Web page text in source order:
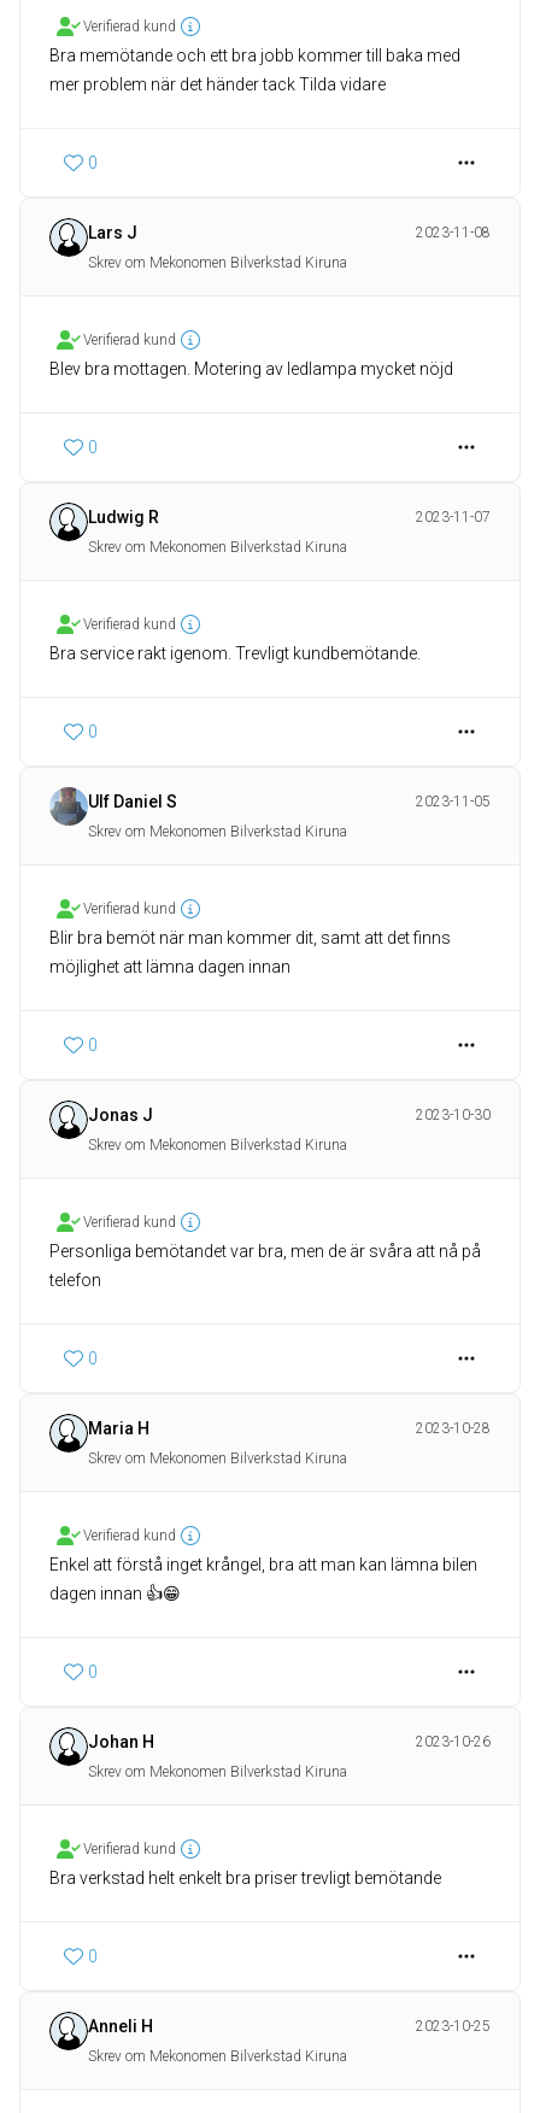
Verifierad kund
Bra memötande och ett bra jobb kommer till baka med
mer problem när det händer tack Tilda vidare
0
Lars J
2023-11-08
Skrev om Mekonomen Bilverkstad Kiruna
Verifierad kund
Blev bra mottagen. Motering av ledlampa mycket nöjd
0
Ludwig R
2023-11-07
Skrev om Mekonomen Bilverkstad Kiruna
Verifierad kund
Bra service rakt igenom. Trevligt kundbemötande.
0
Ulf Daniel S
2023-11-05
Skrev om Mekonomen Bilverkstad Kiruna
Verifierad kund
Blir bra bemöt när man kommer dit, samt att det finns
möjlighet att lämna dagen innan
0
Jonas J
2023-10-30
Skrev om Mekonomen Bilverkstad Kiruna
Verifierad kund
Personliga bemötandet var bra, men de är svåra att nå på
telefon
0
Maria H
2023-10-28
Skrev om Mekonomen Bilverkstad Kiruna
Verifierad kund
Enkel att förstå inget krångel, bra att man kan lämna bilen
dagen innan 👍😁
0
Johan H
2023-10-26
Skrev om Mekonomen Bilverkstad Kiruna
Verifierad kund
Bra verkstad helt enkelt bra priser trevligt bemötande
0
Anneli H
2023-10-25
Skrev om Mekonomen Bilverkstad Kiruna